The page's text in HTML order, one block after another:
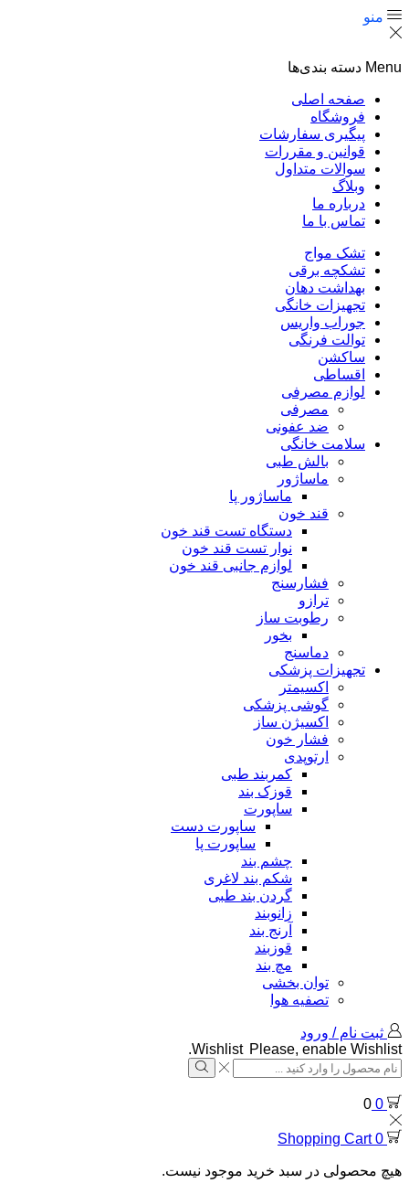
منو
Menu دسته بندی‌ها
صفحه اصلی
فروشگاه
پیگیری سفارشات
قوانین و مقررات
سوالات متداول
وبلاگ
درباره ما
تماس با ما
تشک مواج
تشکچه برقی
بهداشت دهان
تجهیزات خانگی
جوراب واریس
توالت فرنگی
ساکشن
اقساطی
لوازم مصرفی
مصرفی
ضد عفونی
سلامت خانگی
بالش طبی
ماساژور
ماساژور پا
قند خون
دستگاه تست قند خون
نوار تست قند خون
لوازم جانبی قند خون
فشارسنج
ترازو
رطوبت ساز
بخور
دماسنج
تجهیزات پزشکی
اکسیمتر
گوشی پزشکی
اکسیژن ساز
فشار خون
ارتوپدی
کمربند طبی
قوزک بند
ساپورت
ساپورت دست
ساپورت پا
چشم بند
شکم بند لاغری
گردن بند طبی
زانوبند
آرنج بند
قوزبند
مچ بند
توان بخشی
تصفیه هوا
ثبت نام / ورود
Wishlist Please, enable Wishlist.
Search
input
Search
0
0
0
Shopping Cart
هیچ محصولی در سبد خرید موجود نیست.